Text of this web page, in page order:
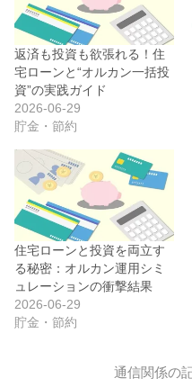
返済も投資も欲張れる！住
宅ローンと“オルカン一括投
資”の実践ガイド
2026-06-29
貯金・節約
住宅ローンと投資を両立す
る秘密：オルカン運用シミ
ュレーションの衝撃結果
2026-06-29
貯金・節約
通信関係の